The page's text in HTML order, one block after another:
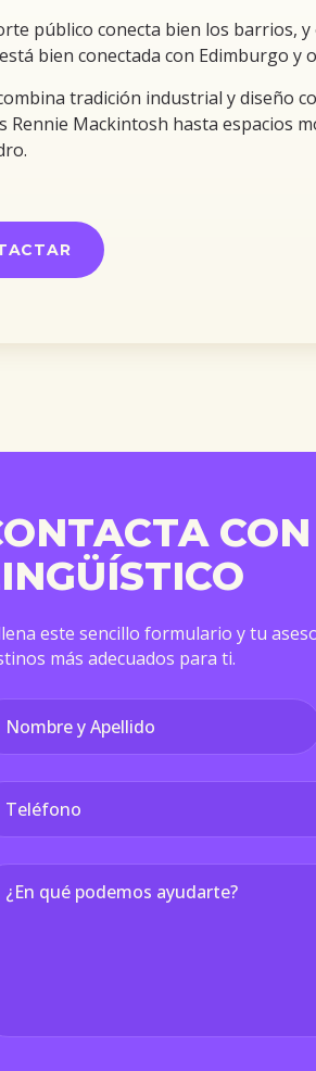
público conecta bien los barrios,
bien conectada con Edimburgo y
tradición industrial y diseño
Rennie Mackintosh hasta espacios
este sencillo formulario y tu
más adecuados para ti.